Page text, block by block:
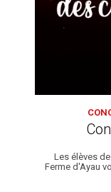
Les élèves
Ferme d'Ayau